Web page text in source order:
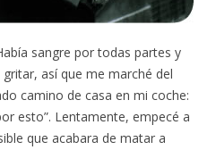
sangre por todas partes y
así que me marché del
camino de casa en mi coche:
esto”. Lentamente, empecé a
que acabara de matar a